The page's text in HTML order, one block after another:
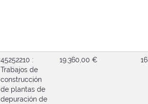
45252210 :
Trabajos de
construcción
de plantas de
depuración de
19.360,00 €